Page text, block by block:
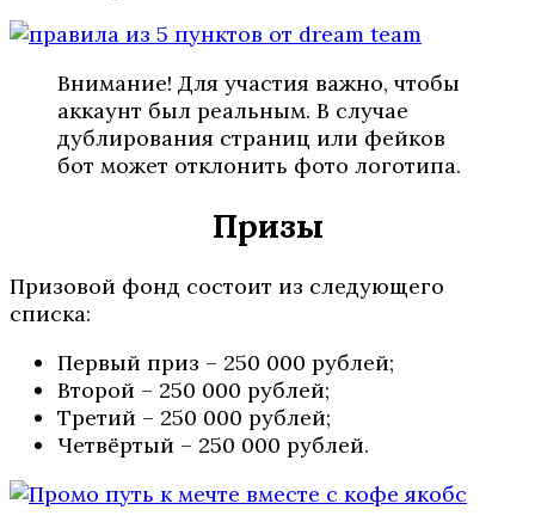
Внимание! Для участия важно, чтобы
аккаунт был реальным. В случае
дублирования страниц или фейков
бот может отклонить фото логотипа.
Призы
Призовой фонд состоит из следующего
списка:
Первый приз – 250 000 рублей;
Второй – 250 000 рублей;
Третий – 250 000 рублей;
Четвёртый – 250 000 рублей.